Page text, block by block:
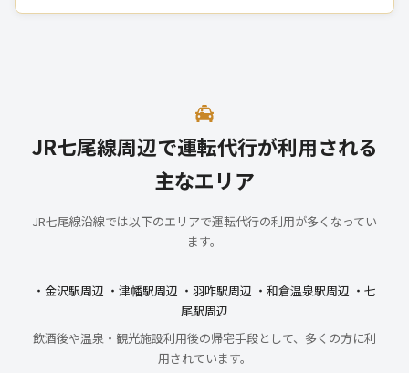
JR七尾線周辺で運転代行が利用される
主なエリア
JR七尾線沿線では以下のエリアで運転代行の利用が多くなってい
ます。
・金沢駅周辺 ・津幡駅周辺 ・羽咋駅周辺 ・和倉温泉駅周辺 ・七
尾駅周辺
飲酒後や温泉・観光施設利用後の帰宅手段として、多くの方に利
用されています。